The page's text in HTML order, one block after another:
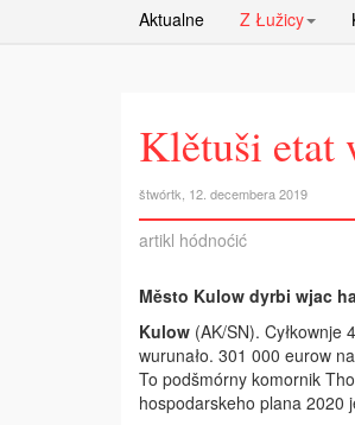
Aktualne Z Łužicy
Klětuši etat
štwórtk, 12. decembera 2019
artikl hódnoćić
Město Kulow dyrbi wjac
Kulow (AK/SN).
wurunało. 301 000 eurow
To podšmórny komor­­nik
hospodarskeho plana 2020